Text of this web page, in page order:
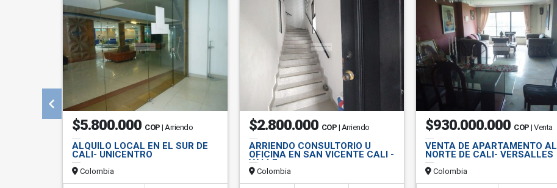
$5.800.000 COP | Arriendo
ALQUILO LOCAL EN EL SUR DE
CALI- UNICENTRO
Colombia
$2.800.000 COP | Arriendo
ARRIENDO CONSULTORIO U
OFICINA EN SAN VICENTE CALI -
VALLE
Colombia
$930.000.000 COP | Venta
VENTA DE APARTAMENTO AL
NORTE DE CALI- VERSALLES
Colombia